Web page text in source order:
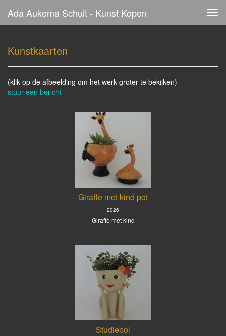
Ada Aukema Schuit - Kunst Kopen
Kunstkaarten
(klik op de afbeelding om het werk groter te bekijken)
stuur een bericht
Giraffe met kind pot
2026
Giraffe met kind
Studiebol